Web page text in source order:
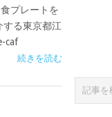
プレートを
る東京都江
caf
続きを読む